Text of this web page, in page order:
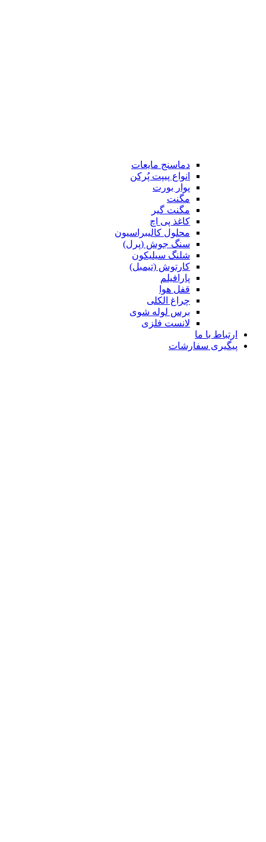
دماسنج مایعات
انواع پیپت پُرکن
پوار بورت
مگنت
مگنت گیر
کاغذ پی اچ
محلول کالیبراسیون
سنگ جوش (پرل)
شلنگ سیلیکون
کارتوش (تیمبل)
پارافیلم
قفل هوا
چراغ الکلی
برس لوله شوی
لانست فلزی
ارتباط با ما
پیگیری سفارشات